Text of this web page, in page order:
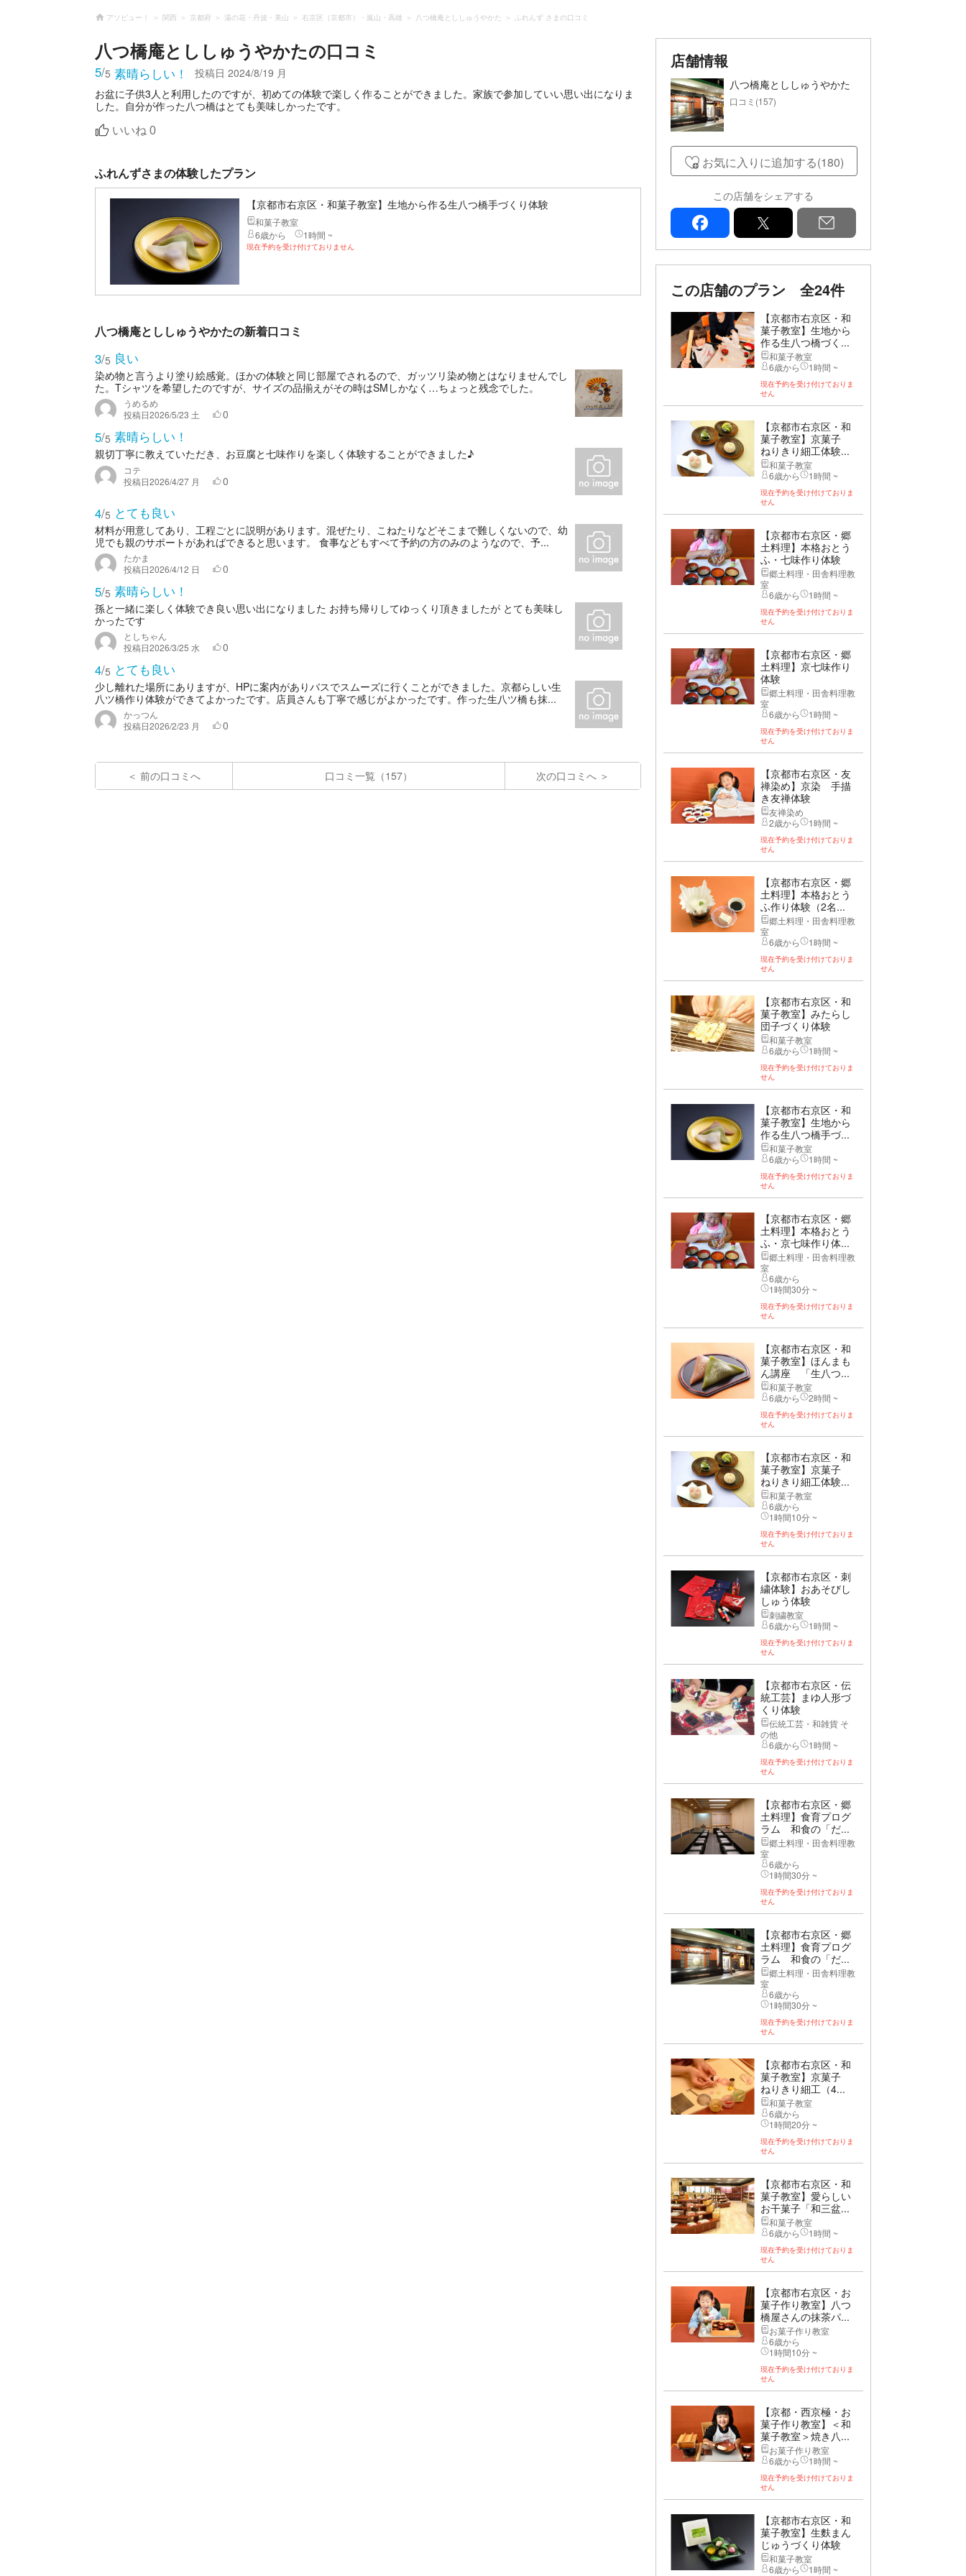
アソビュー！ 関西 京都府 湯の花・丹波・美山 右京区（京都市）・嵐山・高雄 八つ橋庵とししゅうやかた ふれんず さまの口コミ
八つ橋庵とししゅうやかたの口コミ
5/5 素晴らしい！ 投稿日 2024/8/19 月
お盆に子供3人と利用したのですが、初めての体験で楽しく作ることができました。家族で参加していい思い出になりま
した。自分が作った八つ橋はとても美味しかったです。
いいね 0
ふれんずさまの体験したプラン
【京都市右京区・和菓子教室】生地から作る生八つ橋手づくり体験
和菓子教室
6歳から
1時間 ~
現在予約を受け付けておりません
八つ橋庵とししゅうやかたの新着口コミ
3/5 良い
染め物と言うより塗り絵感覚。ほかの体験と同じ部屋でされるので、ガッツリ染め物とはなりませんでし
た。Tシャツを希望したのですが、サイズの品揃えがその時はSMしかなく…ちょっと残念でした。
うめるめ
投稿日2026/5/23 土 0
5/5 素晴らしい！
親切丁寧に教えていただき、お豆腐と七味作りを楽しく体験することができました♪
コテ
投稿日2026/4/27 月 0
4/5 とても良い
材料が用意してあり、工程ごとに説明があります。混ぜたり、こねたりなどそこまで難しくないので、幼
児でも親のサポートがあればできると思います。 食事などもすべて予約の方のみのようなので、予...
たかま
投稿日2026/4/12 日 0
5/5 素晴らしい！
孫と一緒に楽しく体験でき良い思い出になりました お持ち帰りしてゆっくり頂きましたが とても美味し
かったです
としちゃん
投稿日2026/3/25 水 0
4/5 とても良い
少し離れた場所にありますが、HPに案内がありバスでスムーズに行くことができました。京都らしい生
八ツ橋作り体験ができてよかったです。店員さんも丁寧で感じがよかったです。作った生八ツ橋も抹...
かっつん
投稿日2026/2/23 月 0
前の口コミへ 口コミ一覧（157） 次の口コミへ
店舗情報
八つ橋庵とししゅうやかた
口コミ(157)
お気に入りに追加する(180)
この店舗をシェアする
facebook
この店舗のプラン 全24件
【京都市右京区・和
菓子教室】生地から
作る生八つ橋づく...
和菓子教室
6歳から
1時間 ~
現在予約を受け付けておりま
せん
【京都市右京区・和
菓子教室】京菓子
ねりきり細工体験...
和菓子教室
6歳から
1時間 ~
現在予約を受け付けておりま
せん
【京都市右京区・郷
土料理】本格おとう
ふ・七味作り体験
郷土料理・田舎料理教
室
6歳から
1時間 ~
現在予約を受け付けておりま
せん
【京都市右京区・郷
土料理】京七味作り
体験
郷土料理・田舎料理教
室
6歳から
1時間 ~
現在予約を受け付けておりま
せん
【京都市右京区・友
禅染め】京染 手描
き友禅体験
友禅染め
2歳から
1時間 ~
現在予約を受け付けておりま
せん
【京都市右京区・郷
土料理】本格おとう
ふ作り体験（2名...
郷土料理・田舎料理教
室
6歳から
1時間 ~
現在予約を受け付けておりま
せん
【京都市右京区・和
菓子教室】みたらし
団子づくり体験
和菓子教室
6歳から
1時間 ~
現在予約を受け付けておりま
せん
【京都市右京区・和
菓子教室】生地から
作る生八つ橋手づ...
和菓子教室
6歳から
1時間 ~
現在予約を受け付けておりま
せん
【京都市右京区・郷
土料理】本格おとう
ふ・京七味作り体...
郷土料理・田舎料理教
室
6歳から
1時間30分 ~
現在予約を受け付けておりま
せん
【京都市右京区・和
菓子教室】ほんまも
ん講座 「生八つ...
和菓子教室
6歳から
2時間 ~
現在予約を受け付けておりま
せん
【京都市右京区・和
菓子教室】京菓子
ねりきり細工体験...
和菓子教室
6歳から
1時間10分 ~
現在予約を受け付けておりま
せん
【京都市右京区・刺
繍体験】おあそびし
しゅう体験
刺繍教室
6歳から
1時間 ~
現在予約を受け付けておりま
せん
【京都市右京区・伝
統工芸】まゆ人形づ
くり体験
伝統工芸・和雑貨 そ
の他
6歳から
1時間 ~
現在予約を受け付けておりま
せん
【京都市右京区・郷
土料理】食育プログ
ラム 和食の「だ...
郷土料理・田舎料理教
室
6歳から
1時間30分 ~
現在予約を受け付けておりま
せん
【京都市右京区・郷
土料理】食育プログ
ラム 和食の「だ...
郷土料理・田舎料理教
室
6歳から
1時間30分 ~
現在予約を受け付けておりま
せん
【京都市右京区・和
菓子教室】京菓子
ねりきり細工（4...
和菓子教室
6歳から
1時間20分 ~
現在予約を受け付けておりま
せん
【京都市右京区・和
菓子教室】愛らしい
お干菓子「和三盆...
和菓子教室
6歳から
1時間 ~
現在予約を受け付けておりま
せん
【京都市右京区・お
菓子作り教室】八つ
橋屋さんの抹茶パ...
お菓子作り教室
6歳から
1時間10分 ~
現在予約を受け付けておりま
せん
【京都・西京極・お
菓子作り教室】＜和
菓子教室＞焼き八...
お菓子作り教室
6歳から
1時間 ~
現在予約を受け付けておりま
せん
【京都市右京区・和
菓子教室】生麩まん
じゅうづくり体験
和菓子教室
6歳から
1時間 ~